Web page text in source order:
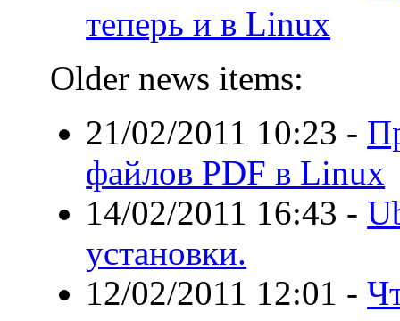
теперь и в Linux
Older news items:
21/02/2011 10:23 -
файлов PDF в Linux
14/02/2011 16:43 -
установки.
12/02/2011 12:01 -